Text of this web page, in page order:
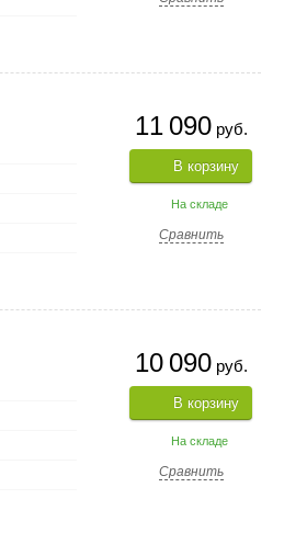
11 090руб.
В корзину
На складе
Сравнить
10 090руб.
В корзину
На складе
Сравнить